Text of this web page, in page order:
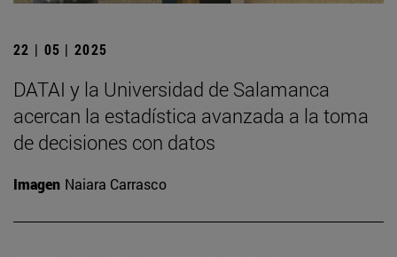
22 | 05 | 2025
DATAI y la Universidad de Salamanca
acercan la estadística avanzada a la toma
de decisiones con datos
Imagen Naiara Carrasco